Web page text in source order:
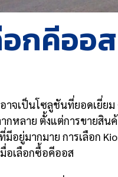
กคีออ
จเป็นโซลูชันที่ยอดเยี่ยม
หลาย ตั้งแต่การขายสิน
อยู่มากมาย การเลือก
มื่อเลือกซื้อคีออส